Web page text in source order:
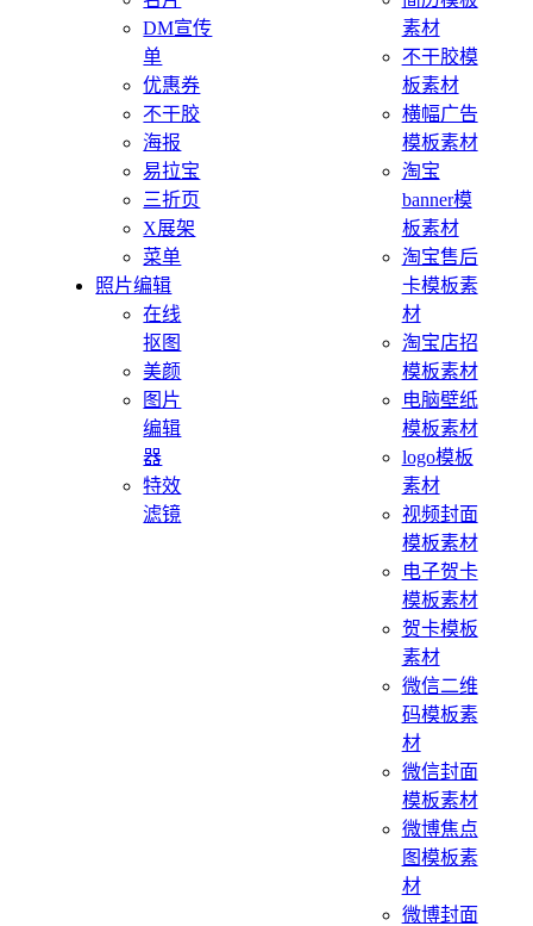
DM宣传
单
优惠券
不干胶
海报
易拉宝
三折页
X展架
菜单
照片编辑
在线
抠图
美颜
图片
编辑
器
特效
滤镜
素材
不干胶模
板素材
横幅广告
模板素材
淘宝
banner模
板素材
淘宝售后
卡模板素
材
淘宝店招
模板素材
电脑壁纸
模板素材
logo模板
素材
视频封面
模板素材
电子贺卡
模板素材
贺卡模板
素材
微信二维
码模板素
材
微信封面
模板素材
微博焦点
图模板素
材
微博封面